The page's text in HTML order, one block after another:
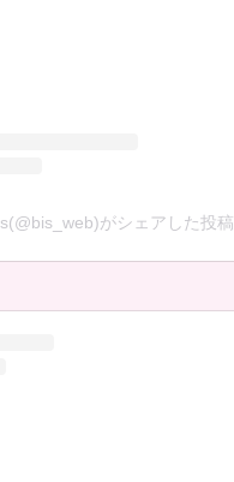
がシェアした投稿